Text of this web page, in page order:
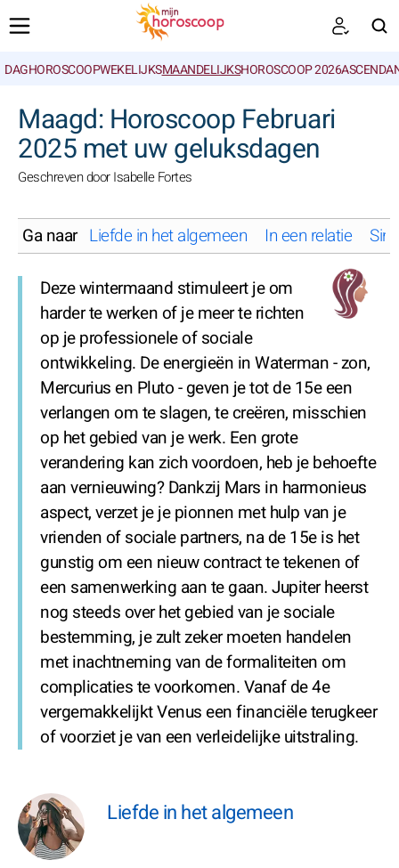
DAGHOROSCOOPWEKELIJKSMAANDELIJKSHOROSCOOP 2026
Maagd: Horoscoop Februari
2025 met uw geluksdagen
Geschreven door Isabelle Fortes
Ga naar Liefde in het algemeen In een relatie
Deze wintermaand stimuleert je om
harder te werken of je meer te richten
op je professionele of sociale
ontwikkeling. De energieën in Waterman - zon,
Mercurius en Pluto - geven je tot de 15e een
verlangen om te slagen, te creëren, misschien
op het gebied van je werk. Een grote
verandering kan zich voordoen, heb je behoefte
aan vernieuwing? Dankzij Mars in harmonieus
aspect, verzet je je pionnen met hulp van je
vrienden of sociale partners, na de 15e is het
gunstig om een nieuw contract te tekenen of
een samenwerking aan te gaan. Jupiter heerst
nog steeds over het gebied van je sociale
bestemming, je zult zeker moeten handelen
met inachtneming van de formaliteiten om
complicaties te voorkomen. Vanaf de 4e
vergemakkelijkt Venus een financiële terugkeer
of voorziet je van een verleidelijke uitstraling.
Liefde in het algemeen